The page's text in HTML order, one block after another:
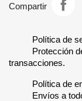
Compartir
Política de
Protección
transacciones.
Política de
Envíos a